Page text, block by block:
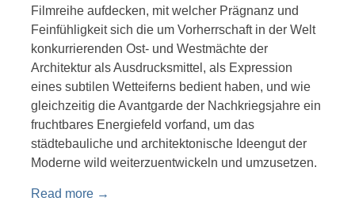
Filmreihe aufdecken, mit welcher Prägnanz und
Feinfühligkeit sich die um Vorherrschaft in der Welt
konkurrierenden Ost- und Westmächte der
Architektur als Ausdrucksmittel, als Expression
eines subtilen Wetteiferns bedient haben, und wie
gleichzeitig die Avantgarde der Nachkriegsjahre ein
fruchtbares Energiefeld vorfand, um das
städtebauliche und architektonische Ideengut der
Moderne wild weiterzuentwickeln und umzusetzen.
Read more →